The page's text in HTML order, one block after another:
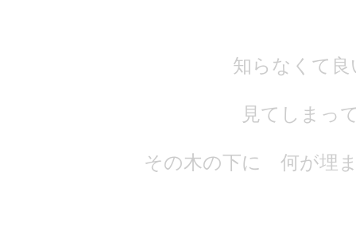
知らなくて
見てしまっ
その木の下に 何が埋